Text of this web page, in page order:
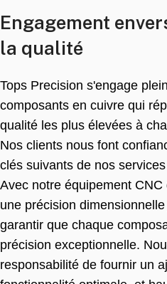
Engagement
la qualité
Tops Precision s'engage
composants en cuivre qui
qualité les plus élevées à
Nos clients nous font
clés suivants de nos
Avec notre équipement
une précision
garantir que chaque
précision exceptionnelle.
responsabilité de fournir un